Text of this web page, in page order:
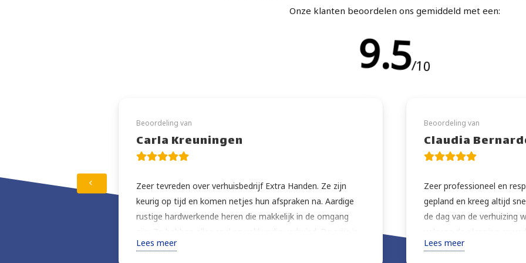
Onze klanten beoordelen ons gemiddeld met een:
9.5/10
Beoordeling van
Carla Kreuningen
Zeer tevreden over verhuisbedrijf Extra Handen. Ze zijn
keurig op tijd en komen netjes hun afspraken na. Aardige
rustige hardwerkende heren die makkelijk in de omgang
zijn. Ze hebben alles snel en vakkundig verhuisd. De prijs is
ook nog eens zeer gunstig. Ik ben blij dat ik dit bedrijf heb
Lees meer
Beoordeling van
Claudia
Zeer professioneel en
gepland en kreeg altijd
de dag van de verhuizing
volgens de planning en
extra zorg. Zeer
Lees meer